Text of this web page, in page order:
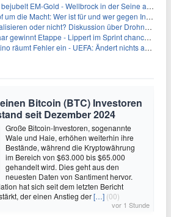
EM-Gold - Wellbrock in der Seine ausgebremst
um die Macht: Wer ist für und wer gegen Infantino?
oder nicht? Diskussion über Drohnenabwehr
gewinnt Etappe - Lippert im Sprint chancenlos
räumt Fehler ein - UEFA: Ändert nichts an Boykott
Bitcoin (BTC) Investoren
seit Dezember 2024
Große Bitcoin-Investoren, sogenannte
Wale und Haie, erhöhen weiterhin ihre
Bestände, während die Kryptowährung
im Bereich von $63.000 bis $65.000
gehandelt wird. Dies geht aus den
neuesten Daten von Santiment hervor.
hat sich seit dem letzten Bericht
der einen Anstieg der[…] (00)
vor 1 Stunde